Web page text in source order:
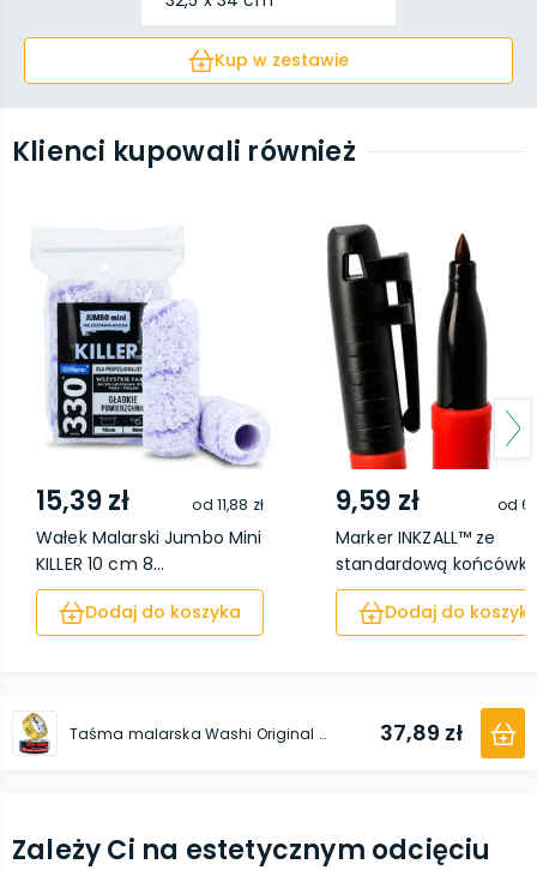
Kup w zestawie
Klienci kupowali również
15,39 zł od 11,88 zł
Wałek Malarski Jumbo Mini
KILLER 10 cm 8...
Dodaj do koszyka
9,59 zł od
Marker INKZALL™ ze
standardową
Dodaj do
Taśma malarska Washi Original 35 mm x 50 m 37,89 zł
Zależy Ci na estetycznym odcięciu